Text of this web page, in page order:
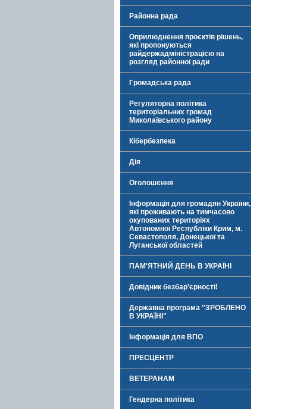
Районна рада
Оприлюднення проєктів рішень,
які пропонуються
райдержадміністрацією на
розгляд районної ради
Громадська рада
Регуляторна політика
територіальних громад
Миколаївського району
Кібербезпека
Дія
Оголошення
Інформація для громадян України,
які проживають на тимчасово
окупованих територіях
Автономної Республіки Крим, м.
Севастополя, Донецької та
Луганської областей
ПАМ'ЯТНИЙ ДЕНЬ В УКРАЇНІ
Довідник безбар'єрності!
Державна програма "ЗРОБЛЕНО
В УКРАЇНІ"
Інформація для ВПО
ПРЕСЦЕНТР
ВЕТЕРАНАМ
Гендерна політика